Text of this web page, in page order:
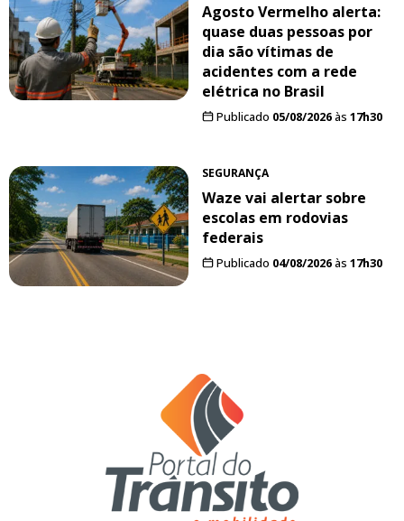
Agosto Vermelho alerta:
quase duas pessoas por
dia são vítimas de
acidentes com a rede
elétrica no Brasil
Publicado 05/08/2026às 17h30
SEGURANÇA
Waze vai alertar sobre
escolas em rodovias
federais
Publicado 04/08/2026às 17h30